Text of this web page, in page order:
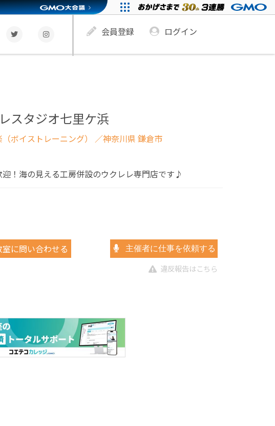
会員登録 ログイン
スタジオ七里ケ浜
ボイストレーニング） ／神奈川県 鎌倉市
！海の見える工房併設のウクレレ専門店です♪
室に問い合わせる 主催者に仕事を依頼する
違反報告はこちら